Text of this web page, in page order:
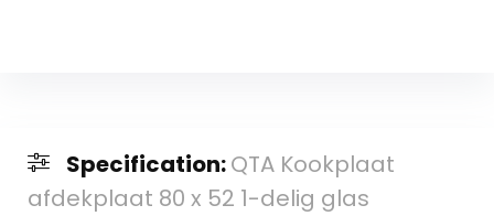
Specification:QTA Kookplaat
afdekplaat 80 x 52 1-delig glas